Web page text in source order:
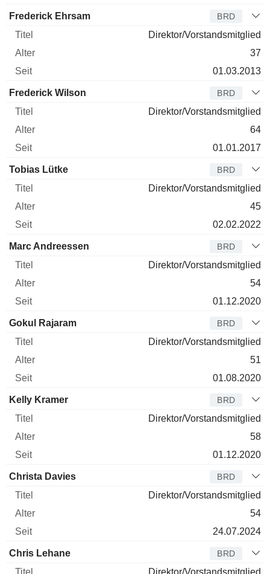
Frederick Ehrsam BRD
Direktor/Vorstandsmitglied
37
01.03.2013
Frederick Wilson BRD
Direktor/Vorstandsmitglied
64
01.01.2017
Tobias Lütke BRD
Direktor/Vorstandsmitglied
45
02.02.2022
Marc Andreessen BRD
Direktor/Vorstandsmitglied
54
01.12.2020
Gokul Rajaram BRD
Direktor/Vorstandsmitglied
51
01.08.2020
Kelly Kramer BRD
Direktor/Vorstandsmitglied
58
01.12.2020
Christa Davies BRD
Direktor/Vorstandsmitglied
54
24.07.2024
Chris Lehane BRD
Direktor/Vorstandsmitglied